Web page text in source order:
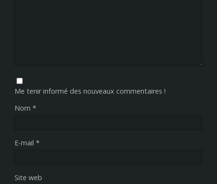
Me tenir informé des nouveaux commentaires !
Nom *
E-mail *
Site web